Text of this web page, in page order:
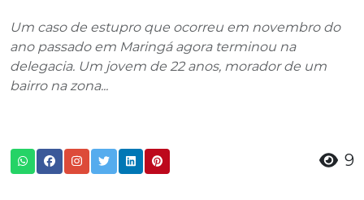
Um caso de estupro que ocorreu em novembro do
ano passado em Maringá agora terminou na
delegacia. Um jovem de 22 anos, morador de um
bairro na zona...
9